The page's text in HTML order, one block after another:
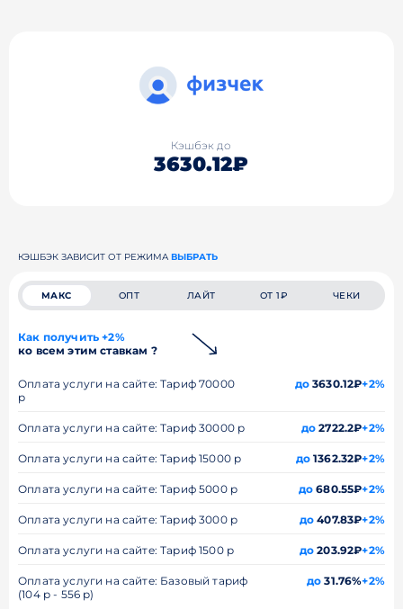
Кэшбэк до
3630.12₽
КЭШБЭК ЗАВИСИТ ОТ РЕЖИМА ВЫБРАТЬ
МАКС ОПТ ЛАЙТ ОТ 1₽ ЧЕКИ
Как получить +2%
ко всем этим ставкам ?
Оплата услуги на сайте: Тариф 70000
р
до3630.12₽+2%
Оплата услуги на сайте: Тариф 30000 р до 2722.2₽+2%
Оплата услуги на сайте: Тариф 15000 р до1362.32₽+2%
Оплата услуги на сайте: Тариф 5000 р до 680.55₽+2%
Оплата услуги на сайте: Тариф 3000 р до 407.83₽+2%
Оплата услуги на сайте: Тариф 1500 р до 203.92₽+2%
Оплата услуги на сайте: Базовый тариф
(104 р - 556 р)
до 31.76%+2%